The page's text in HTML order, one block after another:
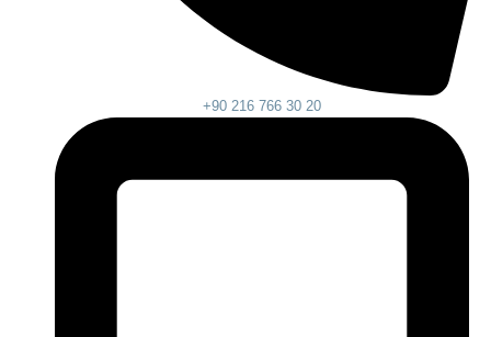
+90 216 766 30 20